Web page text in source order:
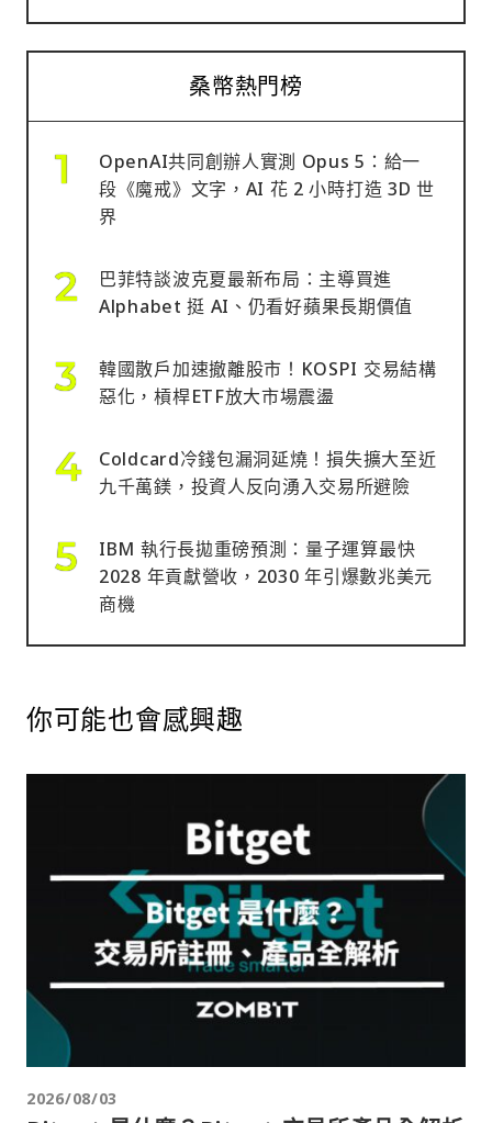
桑幣熱門榜
OpenAI共同創辦人實測 Opus 5：給一
段《魔戒》文字，AI 花 2 小時打造 3D 世
界
巴菲特談波克夏最新布局：主導買進
Alphabet 挺 AI、仍看好蘋果長期價值
韓國散戶加速撤離股市！KOSPI 交易結構
惡化，槓桿ETF放大市場震盪
Coldcard冷錢包漏洞延燒！損失擴大至近
九千萬鎂，投資人反向湧入交易所避險
IBM 執行長拋重磅預測：量子運算最快
2028 年貢獻營收，2030 年引爆數兆美元
商機
你可能也會感興趣
2026/08/03